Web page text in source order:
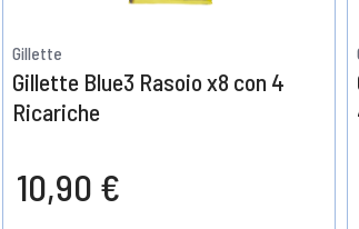
Gillette
Gillette Blue3 Rasoio x8 con 4
Ricariche
10,90 €